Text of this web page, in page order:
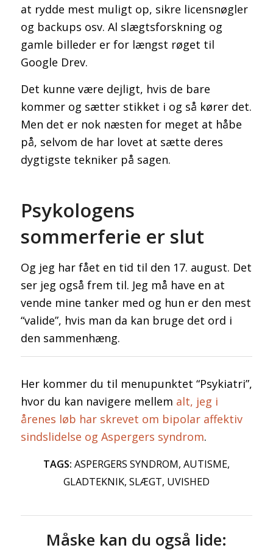
at rydde mest muligt op, sikre licensnøgler
og backups osv. Al slægtsforskning og
gamle billeder er for længst røget til
Google Drev.
Det kunne være dejligt, hvis de bare
kommer og sætter stikket i og så kører det.
Men det er nok næsten for meget at håbe
på, selvom de har lovet at sætte deres
dygtigste tekniker på sagen.
Psykologens
sommerferie er slut
Og jeg har fået en tid til den 17. august. Det
ser jeg også frem til. Jeg må have en at
vende mine tanker med og hun er den mest
“valide”, hvis man da kan bruge det ord i
den sammenhæng.
Her kommer du til menupunktet “Psykiatri”,
hvor du kan navigere mellem alt, jeg i
årenes løb har skrevet om bipolar affektiv
sindslidelse og Aspergers syndrom.
TAGS: ASPERGERS SYNDROM, AUTISME,
GLADTEKNIK, SLÆGT, UVISHED
Måske kan du også lide: